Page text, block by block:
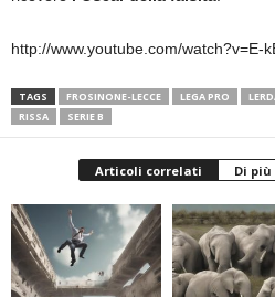
http://www.youtube.com/watch?v=E-
TAGS FROSINONE-LECCE LEGA PRO
RISSA
SERIE B
Articoli correlati Di